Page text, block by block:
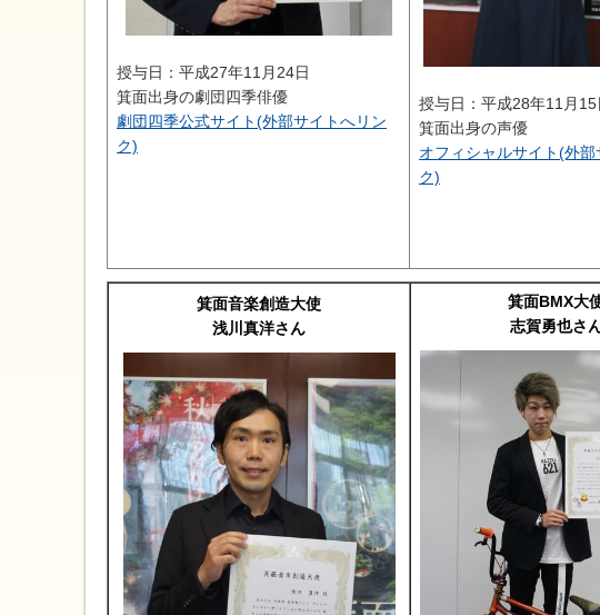
授与日：平成27年11月24日
箕面出身の劇団四季俳優
劇団四季公式サイト(外部サイトへリン
ク)
授与日：平成28年11月15
箕面出身の声優
オフィシャルサイト(外部
ク)
箕面音楽創造大使
浅川真洋さん
箕面BMX大
志賀勇也さ